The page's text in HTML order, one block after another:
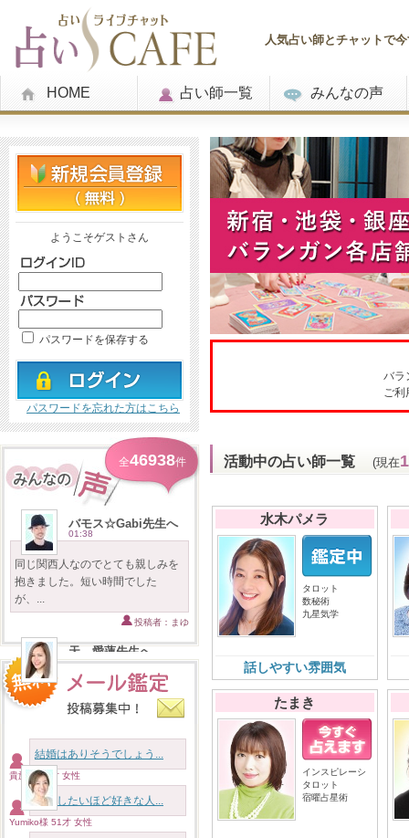
人気占い師とチャットで
HOME 占い師一覧 みんなの声
ようこそゲストさん
パスワードを保存する
パスワードを忘れた方はこちら
全46938件
バモス☆Gabi先生へ
01:38
同じ関西人なのでとても親しみを
抱きました。短い時間でした
が、...
投稿者：まゆ
天 愛蓮先生へ
2026/08/05
まさかの入れ代わり立ち代わりだ
ったとは思わずびっくりしまし
投稿者：３時のおやつは文明堂
海先生へ
2026/08/05
めっちゃくちゃ久しぶりにみても
結婚はありそうでしょう...
貴族様 46才 女性
結婚したいほど好きな人...
Yumiko様 51才 女性
バラ
ご利
活動中の占い師一覧 (現在
水木パメラ
タロット
数秘術
九星気学
話しやすい雰囲気
たまき
インスピレーシ
タロット
宿曜占星術